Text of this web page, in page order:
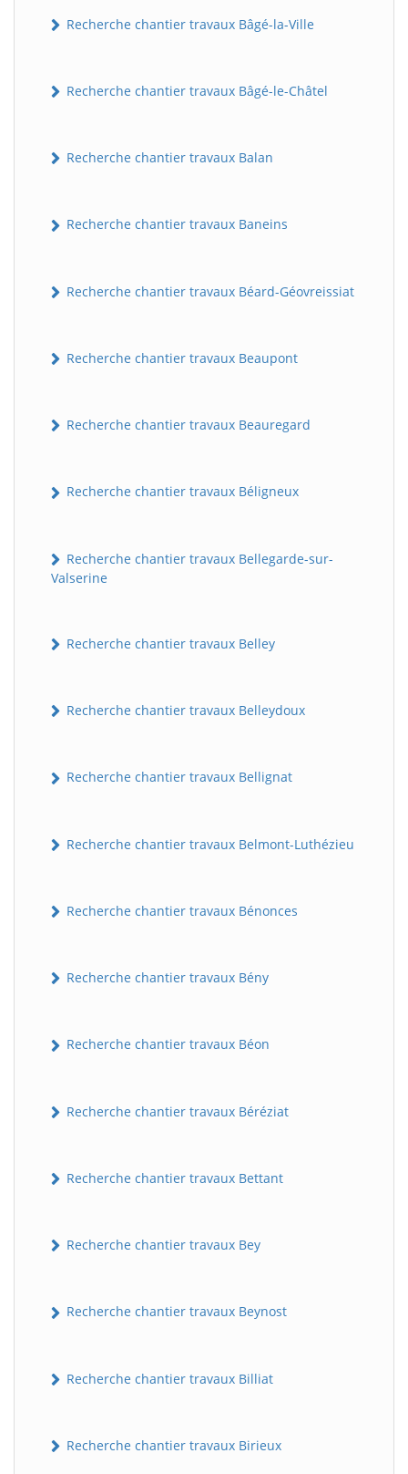
Recherche chantier travaux Bâgé-la-Ville
Recherche chantier travaux Bâgé-le-Châtel
Recherche chantier travaux Balan
Recherche chantier travaux Baneins
Recherche chantier travaux Béard-Géovreissiat
Recherche chantier travaux Beaupont
Recherche chantier travaux Beauregard
Recherche chantier travaux Béligneux
Recherche chantier travaux Bellegarde-sur-
Valserine
Recherche chantier travaux Belley
Recherche chantier travaux Belleydoux
Recherche chantier travaux Bellignat
Recherche chantier travaux Belmont-Luthézieu
Recherche chantier travaux Bénonces
Recherche chantier travaux Bény
Recherche chantier travaux Béon
Recherche chantier travaux Béréziat
Recherche chantier travaux Bettant
Recherche chantier travaux Bey
Recherche chantier travaux Beynost
Recherche chantier travaux Billiat
Recherche chantier travaux Birieux